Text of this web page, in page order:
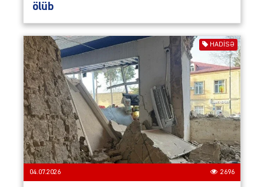
ölüb
HADISƏ
04.07.2026 2696